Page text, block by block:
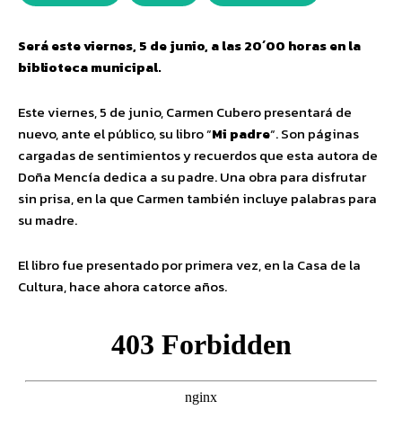
Será este viernes, 5 de junio, a las 20´00 horas en la
biblioteca municipal.
Este viernes, 5 de junio, Carmen Cubero presentará de
nuevo, ante el público, su libro “Mi padre“. Son páginas
cargadas de sentimientos y recuerdos que esta autora de
Doña Mencía dedica a su padre. Una obra para disfrutar
sin prisa, en la que Carmen también incluye palabras para
su madre.
El libro fue presentado por primera vez, en la Casa de la
Cultura, hace ahora catorce años.